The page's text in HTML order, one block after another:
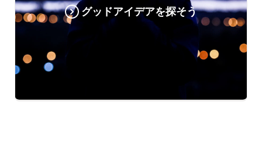
グッドアイデアを探そう